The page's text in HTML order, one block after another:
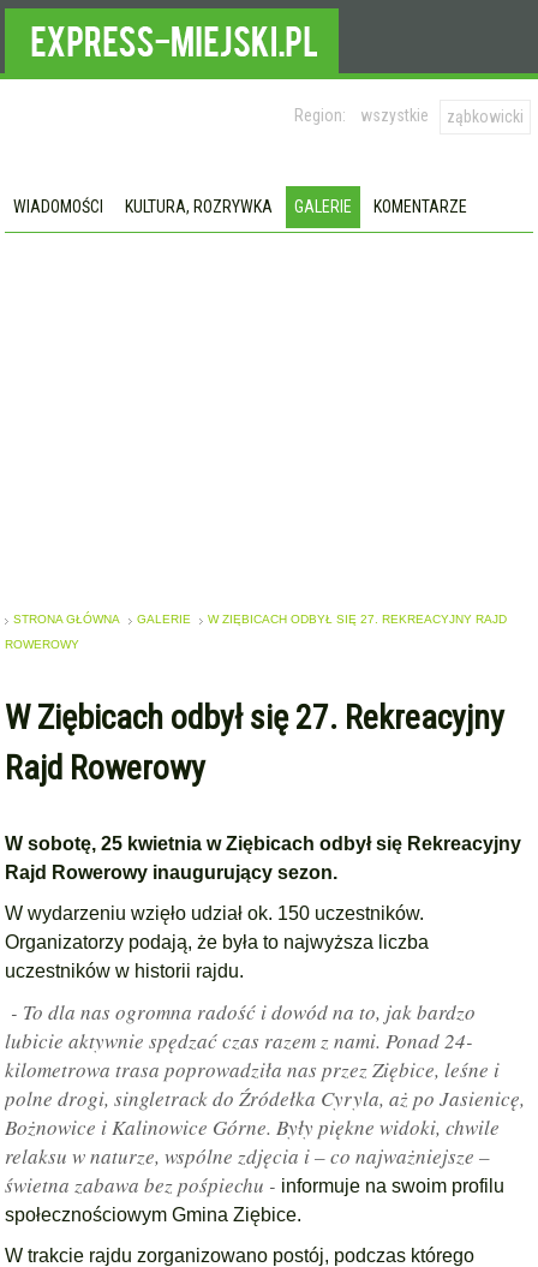
Region: wszystkie ząbkowicki
WIADOMOŚCI KULTURA, ROZRYWKA GALERIE KOMENTARZE
STRONA GŁÓWNA GALERIE
W ZIĘBICACH ODBYŁ SIĘ 27. REKREACYJNY RAJD
ROWEROWY
W Ziębicach odbył się 27. Rekreacyjny
Rajd Rowerowy
W sobotę, 25 kwietnia w Ziębicach odbył się Rekreacyjny
Rajd Rowerowy inaugurujący sezon.
W wydarzeniu wzięło udział ok. 150 uczestników.
Organizatorzy podają, że była to najwyższa liczba
uczestników w historii rajdu.
- To dla nas ogromna radość i dowód na to, jak bardzo
lubicie aktywnie spędzać czas razem z nami. Ponad 24-
kilometrowa trasa poprowadziła nas przez Ziębice, leśne i
polne drogi, singletrack do Źródełka Cyryla, aż po Jasienicę,
Bożnowice i Kalinowice Górne. Były piękne widoki, chwile
relaksu w naturze, wspólne zdjęcia i – co najważniejsze –
świetna zabawa bez pośpiechu - informuje na swoim profilu
społecznościowym Gmina Ziębice.
W trakcie rajdu zorganizowano postój, podczas którego